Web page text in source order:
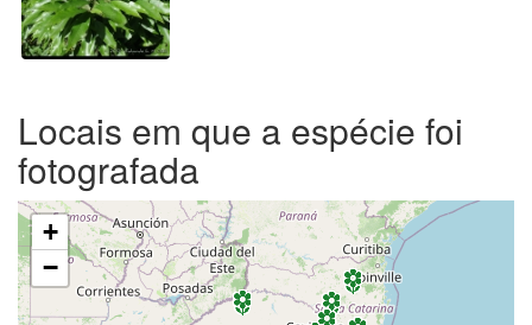
Locais em que a espécie foi
fotografada
+
−